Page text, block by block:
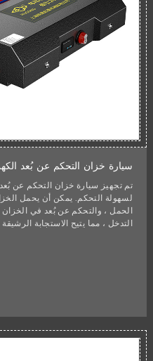
سيارة خزان التحكم عن بُعد
تم تجهيز سيارة خزان التحكم عن
الحمل ، والتحكم عن بُعد في الخزان
التدخل ، مما يتيح الاستجابة